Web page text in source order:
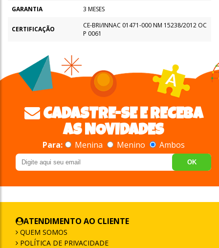
GARANTIA
3 MESES
CERTIFICAÇÃO
CE-BRI/INNAC 01471-000 NM 15238/2012 OC
P 0061
CADASTRE-SE E RECEBA
AS NOVIDADES
Para: Menina Menino Ambos
OK
ATENDIMENTO AO CLIENTE
QUEM SOMOS
POLÍTICA DE PRIVACIDADE